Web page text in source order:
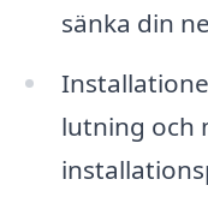
sänka din
lutning och